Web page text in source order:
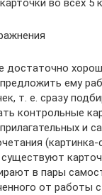
во всех 5
достаточно
ему
т. е. сразу
контрольные
и
в пары
от работы